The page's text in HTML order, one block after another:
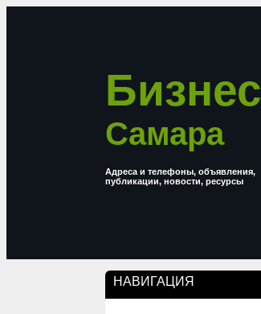
Бизнес
Самара
Адреса и телефоны, объявления,
публикации, новости, ресурсы
НАВИГАЦИЯ